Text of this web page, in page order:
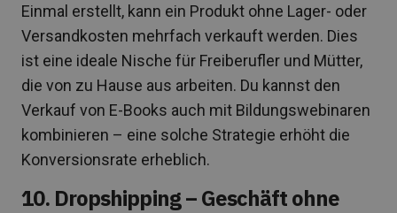
Einmal erstellt, kann ein Produkt ohne Lager- oder
Versandkosten mehrfach verkauft werden. Dies
ist eine ideale Nische für Freiberufler und Mütter,
die von zu Hause aus arbeiten. Du kannst den
Verkauf von E-Books auch mit Bildungswebinaren
kombinieren – eine solche Strategie erhöht die
Konversionsrate erheblich.
10. Dropshipping – Geschäft ohne